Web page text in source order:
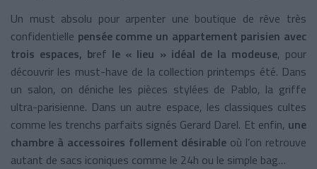
Un must absolu pour arpenter une boutique de rêve très
confidentielle pensée comme un appartement parisien avec
trois espaces, bref le « lieu » idéal de la modeuse, pour
découvrir les must-have de la collection printemps été. Dans
un salon, on déniche les pièces stylées de Pablo, la griffe
ultra-parisienne. Dans un autre espace, les classiques cultes
comme les trenchs parfaits signés Gerard Darel. Et enfin, une
chambre à accessoires follement désirable où l’on retrouve
autant de sacs iconiques comme le 24h ou le simple bag…